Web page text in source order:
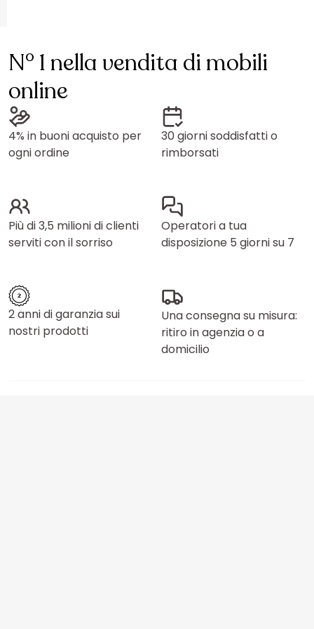
N° 1 nella vendita di mobili
online
4% in buoni acquisto per
ogni ordine
30 giorni soddisfatti o
rimborsati
Più di 3,5 milioni di clienti
serviti con il sorriso
Operatori a tua
disposizione 5 giorni su 7
2 anni di garanzia sui
nostri prodotti
Una consegna su misura:
ritiro in agenzia o a
domicilio